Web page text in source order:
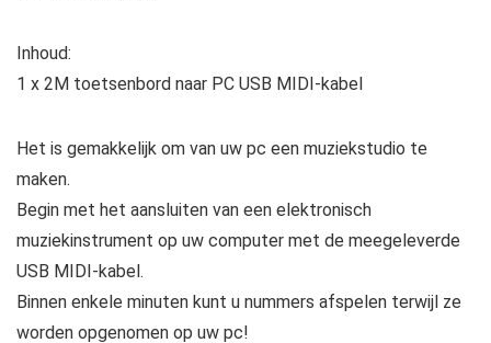
Inhoud:
1 x 2M toetsenbord naar PC USB MIDI-kabel
Het is gemakkelijk om van uw pc een muziekstudio te
maken.
Begin met het aansluiten van een elektronisch
muziekinstrument op uw computer met de meegeleverde
USB MIDI-kabel.
Binnen enkele minuten kunt u nummers afspelen terwijl ze
worden opgenomen op uw pc!